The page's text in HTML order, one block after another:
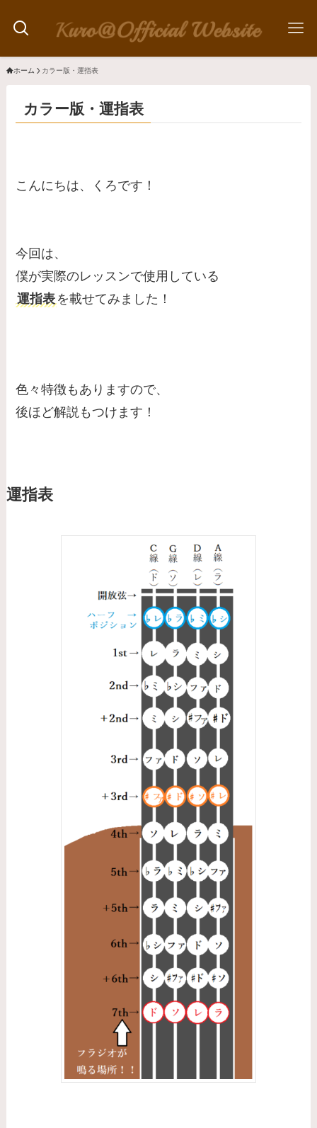
ホーム カラー版・運指表
カラー版・運指表
こんにちは、くろです！
今回は、
僕が実際のレッスンで使用している
運指表 を載せてみました！
色々特徴もありますので、
後ほど解説もつけます！
運指表